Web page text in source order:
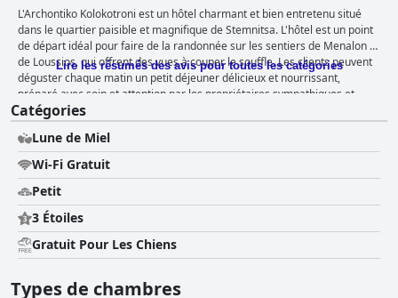
L'Archontiko Kolokotroni est un hôtel charmant et bien entretenu situé
dans le quartier paisible et magnifique de Stemnitsa. L'hôtel est un point
de départ idéal pour faire de la randonnée sur les sentiers de Menalon et
de Loussios, qui offrent des vues à couper le souffle. Les clients peuvent
déguster chaque matin un petit déjeuner délicieux et nourrissant,
préparé avec soin et attention par les propriétaires sympathiques et
accueillants. Les chambres sont spacieuses, propres, confortables et
joliment décorées, avec une vue magnifique. Le personnel est
constamment loué pour sa gentillesse, son amabilité et sa serviabilité,
fournissant des informations utiles sur les randonnées, les visites et les
restaurants. La literie est parfaite, avec des matelas très confortables qui
assurent une nuit de sommeil idéale. Bien que certains critiques aient
noté que les matelas étaient rebondissants, il convient de noter que de
nombreux lits en Grèce sont durs. Dans l'ensemble, l'Archontiko
Kolokotroni offre un séjour confortable et douillet qui compense les
éventuelles raideurs du matelas.
Lire les résumés des avis pour toutes les catégories
Catégories
Lune de Miel
Wi-Fi Gratuit
Petit
3 Étoiles
Gratuit Pour Les Chiens
Types de chambres